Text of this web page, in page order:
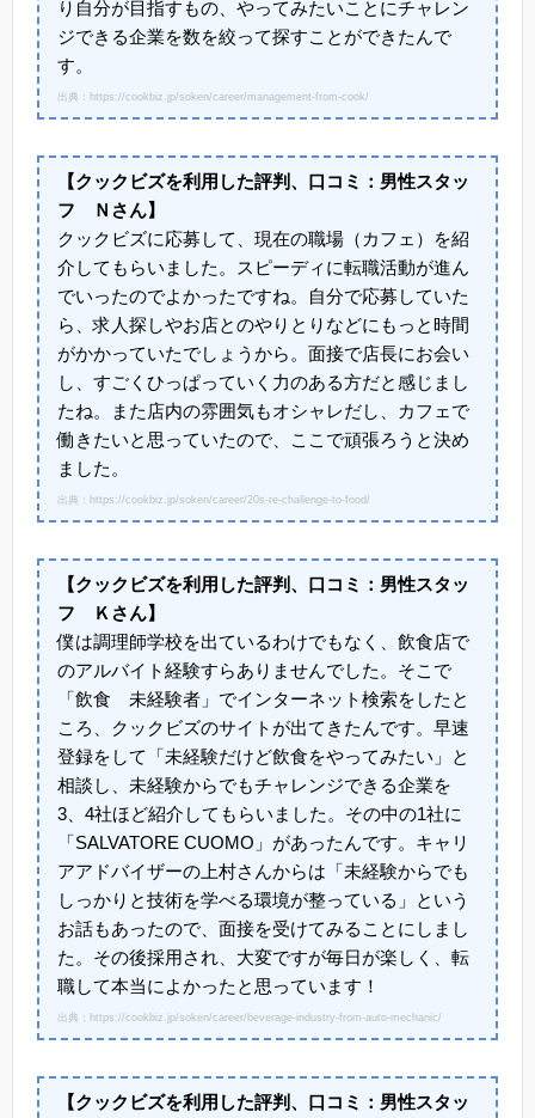
り自分が目指すもの、やってみたいことにチャレン
ジできる企業を数を絞って探すことができたんで
す。
出典：https://cookbiz.jp/soken/career/management-from-cook/
【クックビズを利用した評判、口コミ：男性スタッ
フ Ｎさん】
クックビズに応募して、現在の職場（カフェ）を紹
介してもらいました。スピーディに転職活動が進ん
でいったのでよかったですね。自分で応募していた
ら、求人探しやお店とのやりとりなどにもっと時間
がかかっていたでしょうから。面接で店長にお会い
し、すごくひっぱっていく力のある方だと感じまし
たね。また店内の雰囲気もオシャレだし、カフェで
働きたいと思っていたので、ここで頑張ろうと決め
ました。
出典：https://cookbiz.jp/soken/career/20s-re-challenge-to-food/
【クックビズを利用した評判、口コミ：男性スタッ
フ Ｋさん】
僕は調理師学校を出ているわけでもなく、飲食店で
のアルバイト経験すらありませんでした。そこで
「飲食 未経験者」でインターネット検索をしたと
ころ、クックビズのサイトが出てきたんです。早速
登録をして「未経験だけど飲食をやってみたい」と
相談し、未経験からでもチャレンジできる企業を
3、4社ほど紹介してもらいました。その中の1社に
「SALVATORE CUOMO」があったんです。キャリ
アアドバイザーの上村さんからは「未経験からでも
しっかりと技術を学べる環境が整っている」という
お話もあったので、面接を受けてみることにしまし
た。その後採用され、大変ですが毎日が楽しく、転
職して本当によかったと思っています！
出典：https://cookbiz.jp/soken/career/beverage-industry-from-auto-mechanic/
【クックビズを利用した評判、口コミ：男性スタッ